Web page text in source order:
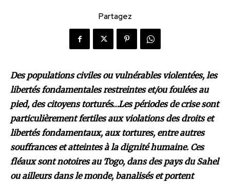
Partagez
Des populations civiles ou vulnérables violentées, les
libertés fondamentales restreintes et/ou foulées au
pied, des citoyens torturés…Les périodes de crise sont
particulièrement fertiles aux violations des droits et
libertés fondamentaux, aux tortures, entre autres
souffrances et atteintes à la dignité humaine. Ces
fléaux sont notoires au Togo, dans des pays du Sahel
ou ailleurs dans le monde, banalisés et portent